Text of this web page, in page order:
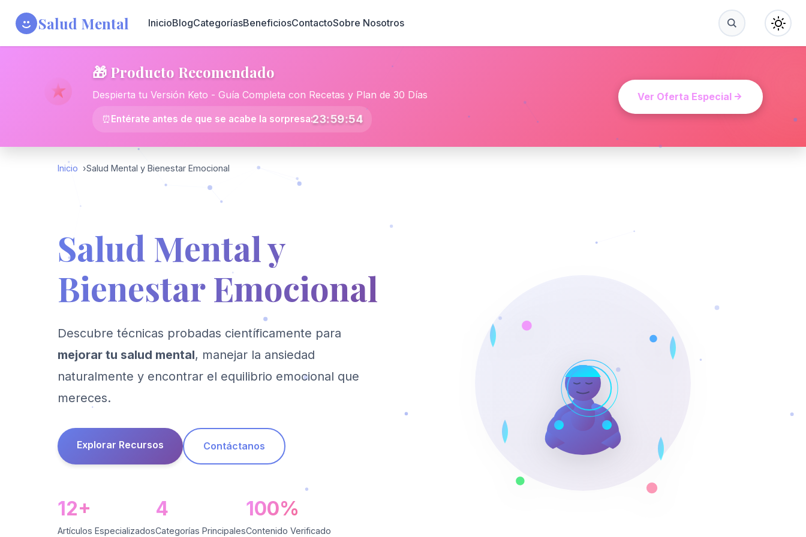
Salud Mental InicioBlogCategoríasBeneficiosContactoSobre Nosotros
🎁 Producto Recomendado
Despierta tu Versión Keto - Guía Completa con Recetas y Plan de 30 Días
⏰Entérate antes de que se acabe la sorpresa:23:59:53
Ver Oferta Especial
Inicio Salud Mental y Bienestar Emocional
Salud Mental y
Bienestar Emocional
Descubre técnicas probadas científicamente para
mejorar tu salud mental, manejar la ansiedad
naturalmente y encontrar el equilibrio emocional que
mereces.
Explorar Recursos Contáctanos
12+
Artículos Especializados
4
Categorías Principales
100%
Contenido Verificado